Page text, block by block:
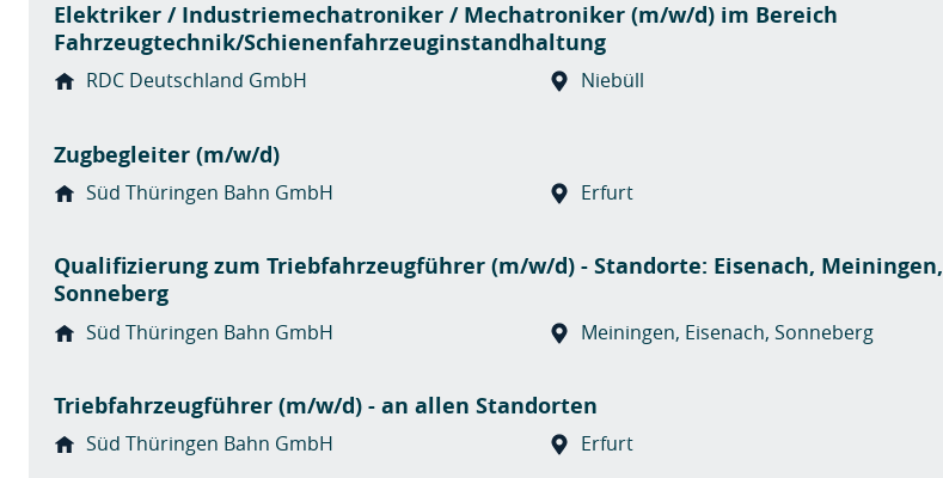
Elektriker / Industriemechatroniker / Mechatroniker (m/w/d) im Bereich
Fahrzeugtechnik/Schienenfahrzeuginstandhaltung
RDC Deutschland GmbH Niebüll
Zugbegleiter (m/w/d)
Süd Thüringen Bahn GmbH Erfurt
Qualifizierung zum Triebfahrzeugführer (m/w/d) - Standorte: Eisenach, Meiningen,
Sonneberg
Süd Thüringen Bahn GmbH Meiningen, Eisenach, Sonneberg
Triebfahrzeugführer (m/w/d) - an allen Standorten
Süd Thüringen Bahn GmbH Erfurt